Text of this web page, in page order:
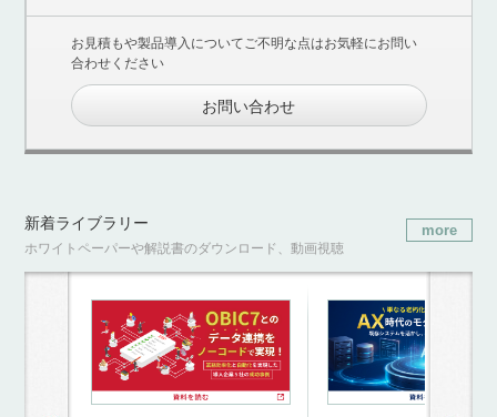
お見積もや製品導入についてご不明な点はお気軽にお問い
合わせください
お問い合わせ
新着ライブラリー
ホワイトペーパーや解説書のダウンロード、動画視聴
more